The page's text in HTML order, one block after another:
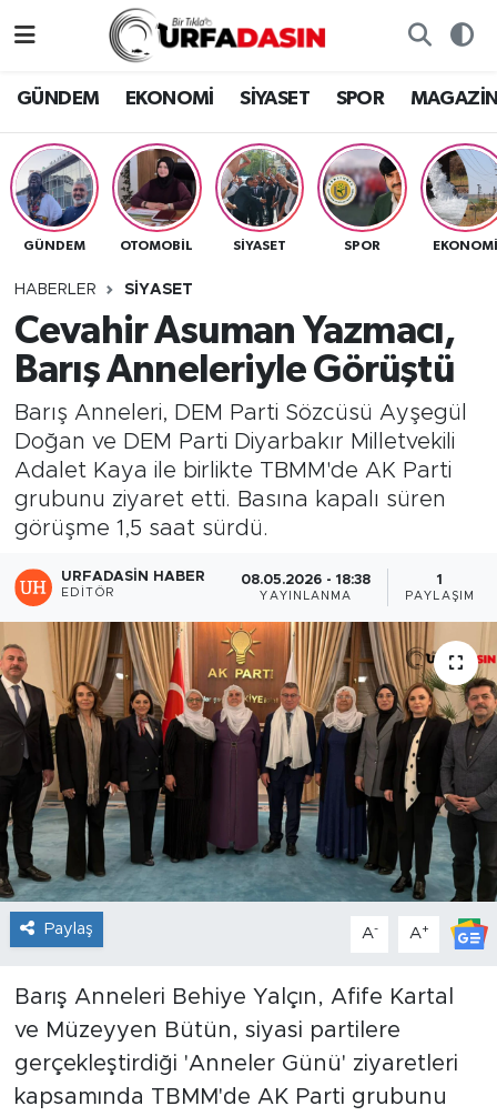
GÜNDEM EKONOMİ SİYASET SPOR
GÜNDEM OTOMOBİL SİYASET SPOR EKONOMİ
HABERLER SİYASET
Cevahir Asuman Yazmacı,
Barış Anneleriyle Görüştü
Barış Anneleri, DEM Parti Sözcüsü Ayşegül
Doğan ve DEM Parti Diyarbakır Milletvekili
Adalet Kaya ile birlikte TBMM'de AK Parti
grubunu ziyaret etti. Basına kapalı süren
görüşme 1,5 saat sürdü.
URFADASIN HABER
EDITÖR
08.05.2026 - 18:38
YAYINLANMA
1
PAYLAŞIM
Paylaş A- A+
Barış Anneleri Behiye Yalçın, Afife Kartal
ve Müzeyyen Bütün, siyasi partilere
gerçekleştirdiği 'Anneler Günü' ziyaretleri
kapsamında TBMM'de AK Parti grubunu
EKONOMİ
SİYASET
SPOR
MAGAZİN
SAĞLIK
TEKNOLOJİ
OTOMOBİL
Gizlilik ve Güvenlik Politikası
İletişim
Nöbetçi Eczaneler
Hava Durumu
Namaz Vakitleri
Trafik Durumu
Süper Lig Puan Durumu ve Fikstür
Tüm Manşetler
Son Dakika Haberleri
Haber Arşivi